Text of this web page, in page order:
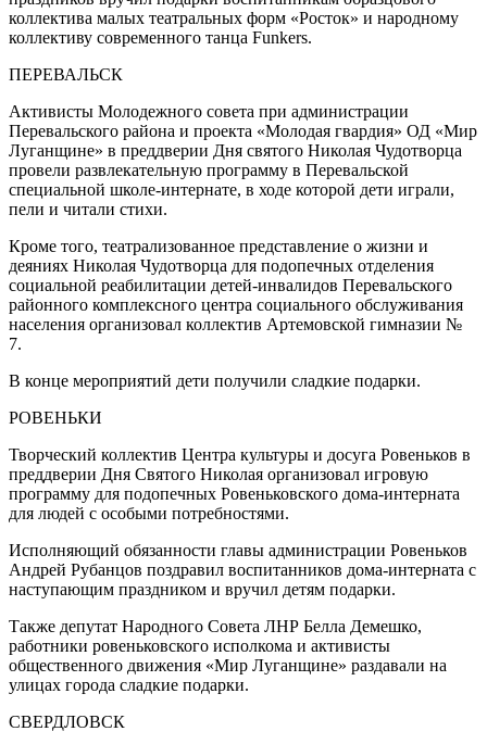
коллектива малых театральных форм «Росток» и народному
коллективу современного танца Funkers.
ПЕРЕВАЛЬСК
Активисты Молодежного совета при администрации
Перевальского района и проекта «Молодая гвардия» ОД «Мир
Луганщине» в преддверии Дня святого Николая Чудотворца
провели развлекательную программу в Перевальской
специальной школе-интернате, в ходе которой дети играли,
пели и читали стихи.
Кроме того, театрализованное представление о жизни и
деяниях Николая Чудотворца для подопечных отделения
социальной реабилитации детей-инвалидов Перевальского
районного комплексного центра социального обслуживания
населения организовал коллектив Артемовской гимназии №
7.
В конце мероприятий дети получили сладкие подарки.
РОВЕНЬКИ
Творческий коллектив Центра культуры и досуга Ровеньков в
преддверии Дня Святого Николая организовал игровую
программу для подопечных Ровеньковского дома-интерната
для людей с особыми потребностями.
Исполняющий обязанности главы администрации Ровеньков
Андрей Рубанцов поздравил воспитанников дома-интерната с
наступающим праздником и вручил детям подарки.
Также депутат Народного Совета ЛНР Белла Демешко,
работники ровеньковского исполкома и активисты
общественного движения «Мир Луганщине» раздавали на
улицах города сладкие подарки.
СВЕРДЛОВСК